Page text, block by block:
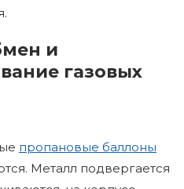
и
газовых
пропановые баллоны
Металл подвергается